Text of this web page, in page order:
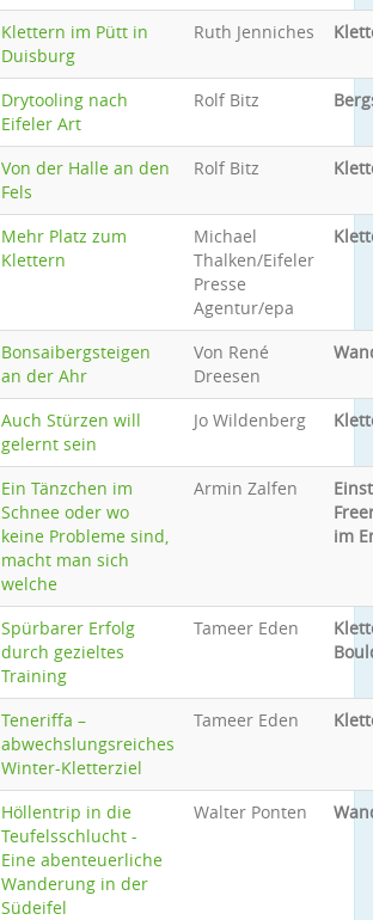
Klettern im Pütt in
Duisburg
Ruth Jenniches
Drytooling nach
Eifeler Art
Rolf Bitz
Von der Halle an den
Fels
Rolf Bitz
Mehr Platz zum
Klettern
Michael
Thalken/Eifeler
Presse
Agentur/epa
Bonsaibergsteigen
an der Ahr
Von René
Dreesen
Auch Stürzen will
gelernt sein
Jo Wildenberg
Ein Tänzchen im
Schnee oder wo
keine Probleme sind,
macht man sich
welche
Armin Zalfen
im
Spürbarer Erfolg
durch gezieltes
Training
Tameer Eden
Teneriffa –
abwechslungsreiches
Winter-Kletterziel
Tameer Eden
Höllentrip in die
Teufelsschlucht -
Eine abenteuerliche
Wanderung in der
Südeifel
Walter Ponten